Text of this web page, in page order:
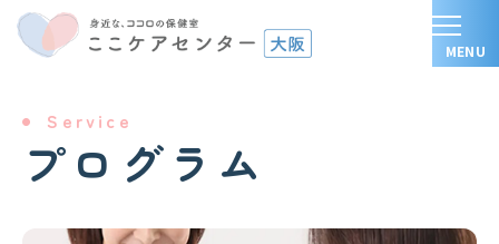
Service
プログラム